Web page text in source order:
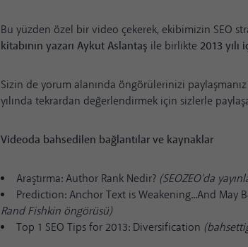
Bu yüzden özel bir video çekerek, ekibimizin SEO
kitabının yazarı Aykut Aslantaş ile birlikte 2013 yılı
Sizin de yorum alanında öngörülerinizi
yılında tekrardan değerlendirmek için sizlerle
Videoda bahsedilen bağlantılar ve kaynaklar
Araştırma: Author Rank Nedir? (SEOZEO'da
Prediction: Anchor Text is Weakening...And May
Rand Fishkin öngörüsü)
Top 1 SEO Tips for 2013: Diversification